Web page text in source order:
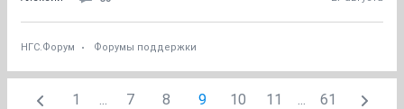
НГС.Форум Форумы поддержки
1 ... 7 8 9 10 11 ... 61